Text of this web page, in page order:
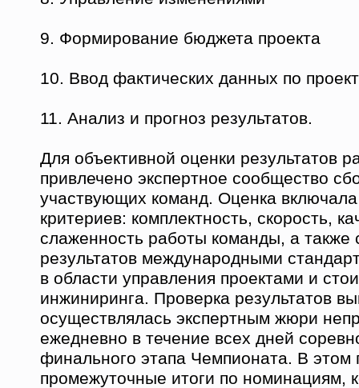
9. Формирование бюджета проекта
10. Ввод фактических данных по
11. Анализ и прогноз результатов.
Для объективной оценки результатов
привлечено экспертное сообщество
участвующих команд. Оценка включала
критериев: комплектность, скорость,
слаженность работы команды, а также
результатов международными
в области управления проектами и
инжиниринга. Проверка результатов
осуществлялась экспертным жюри
ежедневно в течение всех дней
финального этапа Чемпионата. В этом
промежуточные итоги по номинациям,